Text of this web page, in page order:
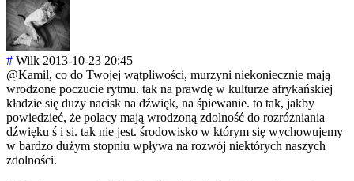
# Wilk 2013-10-23 20:45
@Kamil, co do Twojej wątpliwości, murzyni niekoniecznie mają
wrodzone poczucie rytmu. tak na prawdę w kulturze afrykańskiej
kładzie się duży nacisk na dźwięk, na śpiewanie. to tak, jakby
powiedzieć, że polacy mają wrodzoną zdolność do rozróżniania
dźwięku ś i si. tak nie jest. środowisko w którym się wychowujemy
w bardzo dużym stopniu wpływa na rozwój niektórych naszych
zdolności.